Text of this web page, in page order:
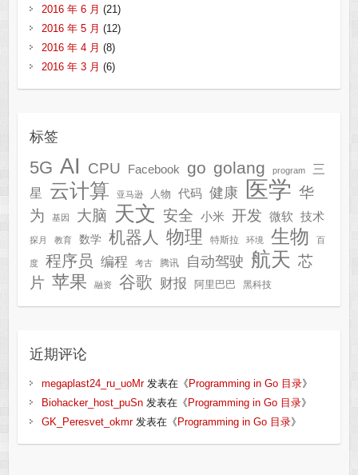
2016 年 6 月 (21)
2016 年 5 月 (12)
2016 年 4 月 (8)
2016 年 3 月 (6)
标签
5G AI CPU Facebook go golang program
三
星
云计算 亚马逊 人物 代码 健康 医学 华
为
基因 大脑 天文 安全 小米 开发 微软 技术
探月 教育 数学 机器人 物理 特斯拉 环境 生物 百
度 程序员 编程 考古 腾讯 自动驾驶 航天 芯
片 苹果 融资 谷歌 财报 阿里巴巴 黑科技
近期评论
megaplast24_ru_uoMr发表在《 Programming in Go 目录》
Biohacker_host_puSn发表在《 Programming in Go 目录》
GK_Peresvet_okmr发表在《 Programming in Go 目录》